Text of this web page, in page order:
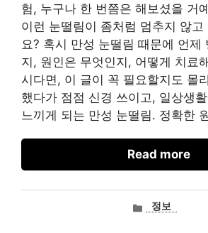
험, 누구나 한 번쯤은 해보셨을 거
이런 눈떨림이 좀처럼 멈추지 않
요? 혹시 만성 눈떨림 때문에 언제
지, 원인은 무엇인지, 어떻게 치료
시다면, 이 글이 꼭 필요할지도 몰
했다가 점점 신경 쓰이고, 일상생
느끼게 되는 만성 눈떨림. 정확한
Read more
카정보